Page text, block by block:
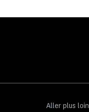
Aller plus loin